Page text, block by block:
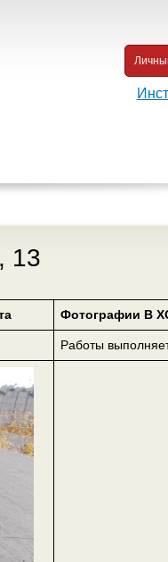
13
Фотографии В
Работы